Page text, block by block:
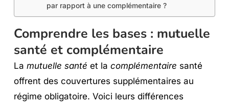
par rapport à une complémentaire ?
Comprendre les bases : mutuelle
santé et complémentaire
La mutuelle santé et la complémentaire santé
offrent des couvertures supplémentaires au
régime obligatoire. Voici leurs différences